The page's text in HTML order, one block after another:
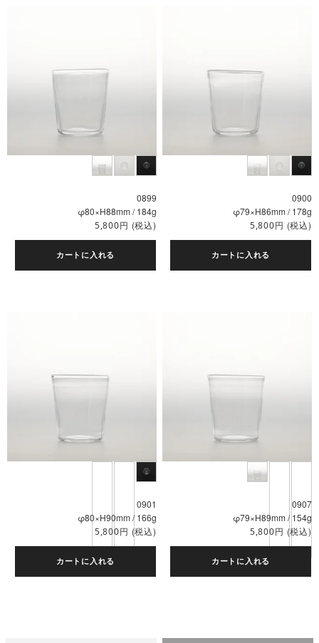
0899
φ80×H88mm / 184g
5,800円 (税込)
カートに入れる
0900
φ79×H86mm / 178g
5,800円 (税込)
カートに入れる
0901
φ80×H90mm / 166g
5,800円 (税込)
カートに入れる
0907
φ79×H89mm / 154g
5,800円 (税込)
カートに入れる